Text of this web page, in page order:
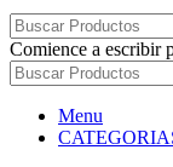
Comience a escribir
Menu